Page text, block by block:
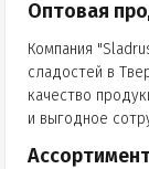
Оптовая
Компания
сладостей в
качество
и выгодное